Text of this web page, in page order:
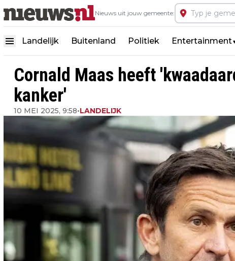
Nieuws uit jouw gemeente:
Landelijk Buitenland Politiek Entertainment
Cornald Maas heeft
kanker'
10 MEI 2025, 9:58•LANDELIJK